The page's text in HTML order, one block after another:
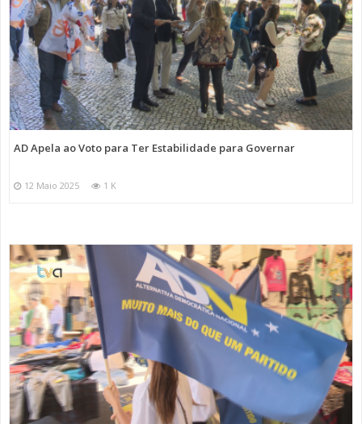
AD Apela ao Voto para Ter Estabilidade para Governar
12 Maio 2025 1 K